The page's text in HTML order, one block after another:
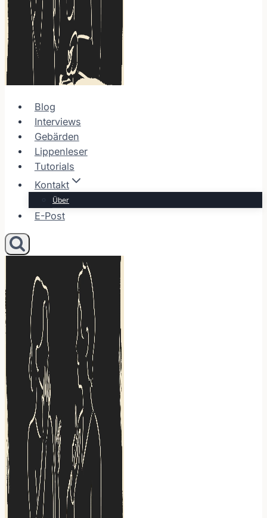
Blog
Interviews
Gebärden
Lippenleser
Tutorials
Kontakt
Über
E-Post